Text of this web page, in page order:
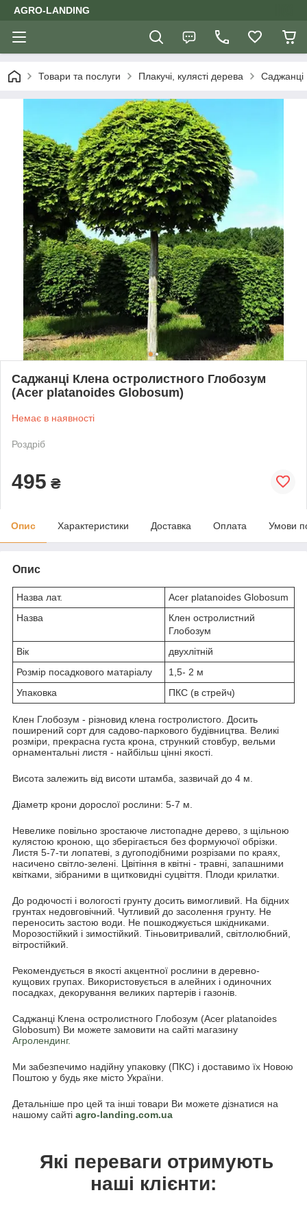
AGRO-LANDING
Товари та послуги Плакучі, кулясті дерева Саджанці
Саджанці Клена остролистного Глобозум
(Acer platanoides Globosum)
Немає в наявності
Роздріб
495 ₴
Опис Характеристики Доставка Оплата Умови
Опис
Назва лат.
Acer platanoides Globosum
Назва
Клен остролистний
Глобозум
Вік
двухлітній
Розмір посадкового матаріалу
1,5- 2 м
Упаковка
ПКС (в стрейч)
Клен Глобозум - різновид клена гостролистого. Досить
поширений сорт для садово-паркового будівництва. Великі
розміри, прекрасна густа крона, стрункий стовбур, вельми
орнаментальні листя - найбільш цінні якості.
Висота залежить від висоти штамба, зазвичай до 4 м.
Діаметр крони дорослої рослини: 5-7 м.
Невелике повільно зростаюче листопадне дерево, з щільною
кулястою кроною, що зберігається без формуючої обрізки.
Листя 5-7-ти лопатеві, з дугоподібними розрізами по краях,
насичено світло-зелені. Цвітіння в квітні - травні, запашними
квітками, зібраними в щитковидні суцвіття. Плоди крилатки.
До родючості і вологості грунту досить вимогливий. На бідних
грунтах недовговічний. Чутливий до засолення грунту. Не
переносить застою води. Не пошкоджується шкідниками.
Морозостійкий і зимостійкий. Тіньовитривалий, світлолюбний,
вітростійкий.
Рекомендується в якості акцентної рослини в деревно-
кущових групах. Використовується в алейних і одиночних
посадках, декорування великих партерів і газонів.
Саджанці Клена остролистного Глобозум (Acer platanoides
Globosum) Ви можете замовити на сайті магазину
Агролендинг.
Ми забезпечимо надійну упаковку (ПКС) і доставимо їх Новою
Поштою у будь яке місто України.
Детальніше про цей та інші товари Ви можете дізнатися на
нашому сайті agro-landing.com.ua
Які переваги отримують
наші клієнти: